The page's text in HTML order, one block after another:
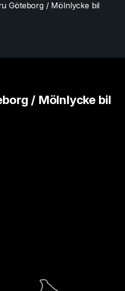
Göteborg / Mölnlycke bil
/ Mölnlycke bil